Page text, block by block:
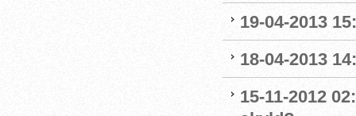
19-04-2013
18-04-2013
15-11-2012